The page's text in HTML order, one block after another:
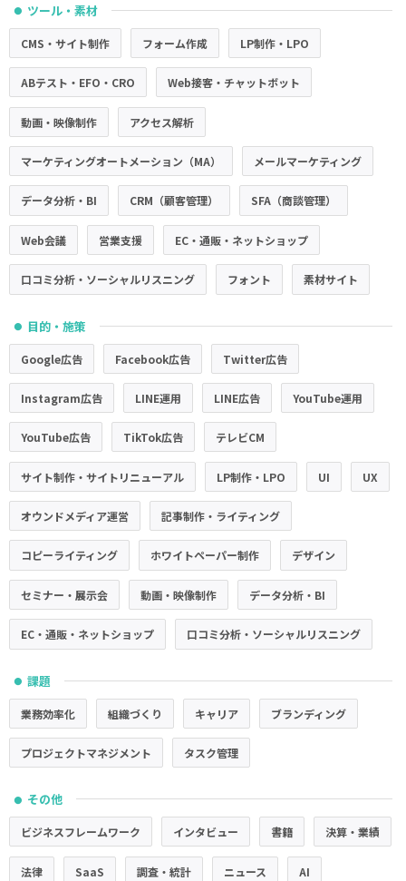
● ツール・素材
CMS・サイト制作 フォーム作成 LP制作・LPO
ABテスト・EFO・CRO Web接客・チャットボット
動画・映像制作 アクセス解析
マーケティングオートメーション（MA） メールマーケティング
データ分析・BI CRM（顧客管理） SFA（商談管理）
Web会議 営業支援 EC・通販・ネットショップ
口コミ分析・ソーシャルリスニング フォント 素材サイト
● 目的・施策
Google広告 Facebook広告 Twitter広告
Instagram広告 LINE運用 LINE広告 YouTube運用
YouTube広告 TikTok広告 テレビCM
サイト制作・サイトリニューアル LP制作・LPO UI UX
オウンドメディア運営 記事制作・ライティング
コピーライティング ホワイトペーパー制作 デザイン
セミナー・展示会 動画・映像制作 データ分析・BI
EC・通販・ネットショップ 口コミ分析・ソーシャルリスニング
● 課題
業務効率化 組織づくり キャリア ブランディング
プロジェクトマネジメント タスク管理
● その他
ビジネスフレームワーク インタビュー 書籍 決算・業績
法律 SaaS 調査・統計 ニュース AI